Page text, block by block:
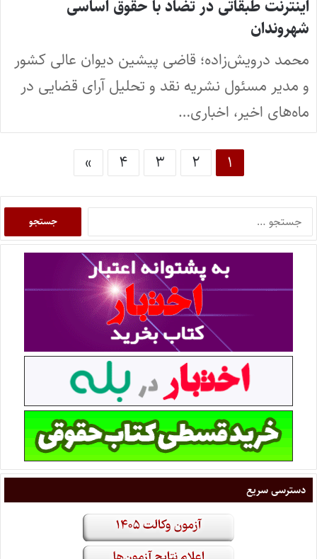
اینترنت طبقاتی در تضاد با حقوق اساسی
شهروندان
محمد درویش‌زاده؛ قاضی پیشین دیوان عالی کشور
و مدیر مسئول نشریه نقد و تحلیل آرای قضایی در
ماه‌های اخیر، اخباری…
۱ ۲ ۳ ۴ »
دسترسی سریع